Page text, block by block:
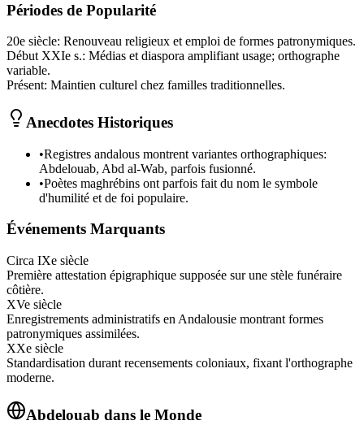
Périodes de Popularité
20e siècle: Renouveau religieux et emploi de formes patronymiques.
Début XXIe s.: Médias et diaspora amplifiant usage; orthographe
variable.
Présent: Maintien culturel chez familles traditionnelles.
Anecdotes Historiques
•Registres andalous montrent variantes orthographiques:
Abdelouab, Abd al-Wab, parfois fusionné.
•Poètes maghrébins ont parfois fait du nom le symbole
d'humilité et de foi populaire.
Événements Marquants
Circa IXe siècle
Première attestation épigraphique supposée sur une stèle funéraire
côtière.
XVe siècle
Enregistrements administratifs en Andalousie montrant formes
patronymiques assimilées.
XXe siècle
Standardisation durant recensements coloniaux, fixant l'orthographe
moderne.
Abdelouab dans le Monde